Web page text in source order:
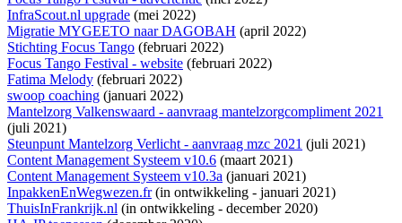
InfraScout.nl upgrade (mei 2022)
Migratie MYGEETO naar DAGOBAH (april 2022)
Stichting Focus Tango (februari 2022)
Focus Tango Festival - website (februari 2022)
Fatima Melody (februari 2022)
swoop coaching (januari 2022)
Mantelzorg Valkenswaard - aanvraag mantelzorgcompliment 2021
(juli 2021)
Steunpunt Mantelzorg Verlicht - aanvraag mzc 2021 (juli 2021)
Content Management Systeem v10.6 (maart 2021)
Content Management Systeem v10.3a (januari 2021)
InpakkenEnWegwezen.fr(in ontwikkeling - januari 2021)
ThuisInFrankrijk.nl (in ontwikkeling - december 2020)